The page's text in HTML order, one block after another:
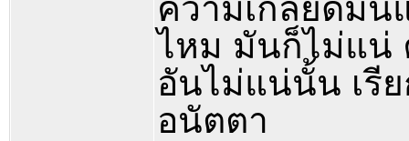
ความเกลียดมั
ไหม มันก็ไม่แน่
อันไม่แน่นั้น เรี
อนัตตา